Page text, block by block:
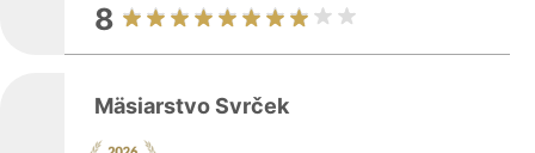
8
Mäsiarstvo Svrček